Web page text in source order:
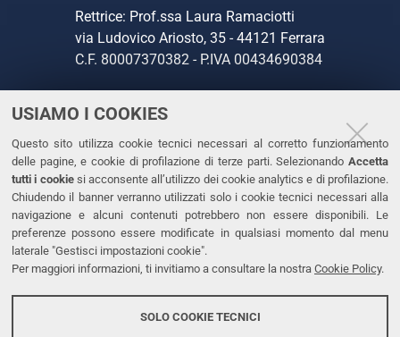
USIAMO I COOKIES
Questo sito utilizza cookie tecnici necessari al corretto funzionamento
delle pagine, e cookie di profilazione di terze parti. Selezionando Accetta
tutti i cookiesi acconsente all’utilizzo dei cookie analytics e di profilazione.
Chiudendo il banner verranno utilizzati solo i cookie tecnici necessari alla
navigazione e alcuni contenuti potrebbero non essere disponibili. Le
preferenze possono essere modificate in qualsiasi momento dal menu
laterale "Gestisci impostazioni cookie".
Per maggiori informazioni, ti invitiamo a consultare la nostra Cookie Policy.
SOLO COOKIE TECNICI
Rettrice: Prof.ssa Laura Ramaciotti
via Ludovico Ariosto, 35 - 44121 Ferrara
C.F. 80007370382 - P.IVA 00434690384
CONTATTI
Tel. +39 0532 293111
Fax. +39 0532 293031
PEC
LINKS
Dichiarazione di accessibilità